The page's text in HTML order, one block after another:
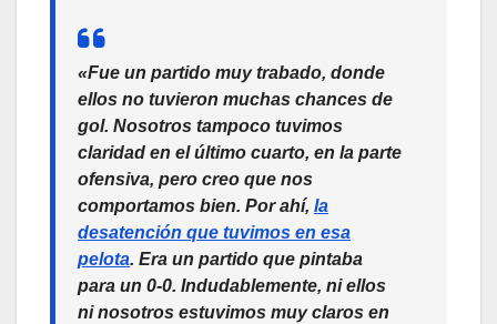
«Fue un partido muy trabado, donde
ellos no tuvieron muchas chances de
gol. Nosotros tampoco tuvimos
claridad en el último cuarto, en la parte
ofensiva, pero creo que nos
comportamos bien. Por ahí, la
desatención que tuvimos en esa
pelota. Era un partido que pintaba
para un 0-0. Indudablemente, ni ellos
ni nosotros estuvimos muy claros en